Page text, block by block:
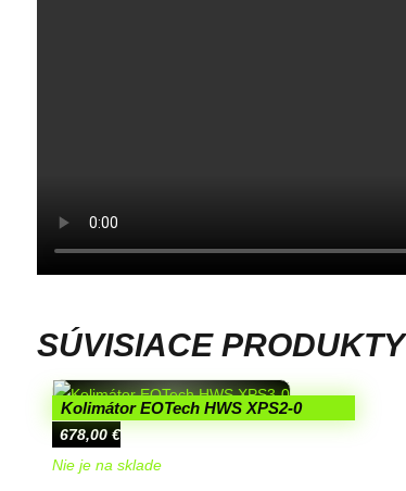
SÚVISIACE PRODUKTY
Kolimátor EOTech HWS XPS2-0
678,00 €
Nie je na sklade